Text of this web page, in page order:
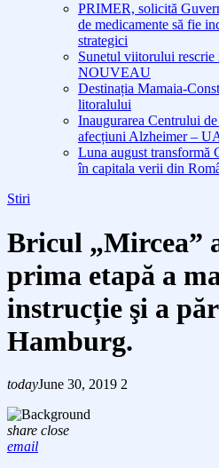
PRIMER, solicită
de medicamente să fie
strategici
Sunetul viitorului
NOUVEAU
Destinația Mamaia-
litoralului
Inaugurarea Centrului
afecțiuni Alzheimer –
Luna august transformă
în capitala verii din
Stiri
Bricul „Mircea”
prima etapă a
instrucție şi a
Hamburg.
todayJune 30, 2019 2
share close
email